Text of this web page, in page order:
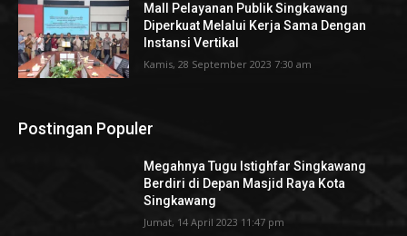
Mall Pelayanan Publik Singkawang
Diperkuat Melalui Kerja Sama Dengan
Instansi Vertikal
Kamis, 28 September 2023 7:30 am
Postingan Populer
Megahnya Tugu Istighfar Singkawang
Berdiri di Depan Masjid Raya Kota
Singkawang
Jumat, 14 April 2023 11:47 pm